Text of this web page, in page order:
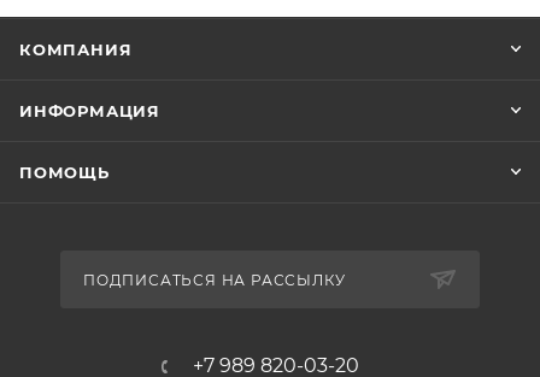
КОМПАНИЯ
ИНФОРМАЦИЯ
ПОМОЩЬ
ПОДПИСАТЬСЯ НА РАССЫЛКУ
+7 989 820-03-20